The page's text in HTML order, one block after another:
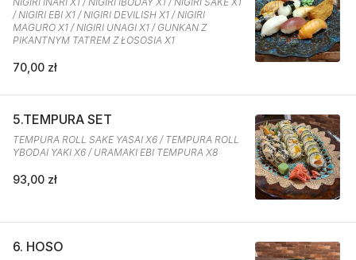
/ NIGIRI EBI X1 / NIGIRI DEVILISH X1 / NIGIRI
MAGURO X1 / NIGIRI UNAGI X1 / GUNKAN Z
PIKANTNYM TATREM Z ŁOSOSIA X1
70,00 zł
5.TEMPURA SET
TEMPURA ROLL SAKE YASAI X6 / TEMPURA ROLL
YBODAI YAKI X6 / URAMAKI EBI TEMPURA X8
93,00 zł
6. HOSO